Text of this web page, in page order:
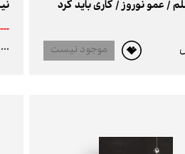
/ عمو نوروز / کاری باید کرد
موجود نیست